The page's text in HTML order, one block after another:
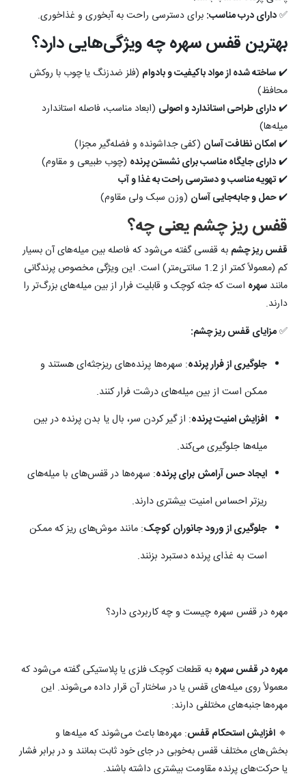
✅دارای درب مناسب: برای دسترسی راحت به آبخوری و غذاخوری.
بهترین قفس سهره چه ویژگی‌هایی دارد؟
✔️ساخته شده از مواد باکیفیت و بادوام (فلز ضدزنگ یا چوب با روکش
محافظ)
✔️دارای طراحی استاندارد و اصولی (ابعاد مناسب، فاصله استاندارد
میله‌ها)
✔️امکان نظافت آسان (کفی جداشونده و فضله‌گیر مجزا)
✔️دارای جایگاه مناسب برای نشستن پرنده (چوب طبیعی و مقاوم)
✔️تهویه مناسب و دسترسی راحت به غذا و آب
✔️حمل و جابه‌جایی آسان (وزن سبک ولی مقاوم)
قفس ریز چشم یعنی چه؟
قفس ریز چشم به قفسی گفته می‌شود که فاصله بین میله‌های آن بسیار
کم (معمولاً کمتر از 1.2 سانتی‌متر) است. این ویژگی مخصوص پرندگانی
مانندسهره است که جثه کوچک و قابلیت فرار از بین میله‌های بزرگ‌تر را
دارند.
✅مزایای قفس ریز چشم:
جلوگیری از فرار پرنده: سهره‌ها پرنده‌های ریزجثه‌ای هستند و
ممکن است از بین میله‌های درشت فرار کنند.
افزایش امنیت پرنده: از گیر کردن سر، بال یا بدن پرنده در بین
میله‌ها جلوگیری می‌کند.
ایجاد حس آرامش برای پرنده: سهره‌ها در قفس‌های با میله‌های
ریزتر احساس امنیت بیشتری دارند.
جلوگیری از ورود جانوران کوچک: مانند موش‌های ریز که ممکن
است به غذای پرنده دستبرد بزنند.
مهره در قفس سهره چیست و چه کاربردی دارد؟
مهره در قفس سهره به قطعات کوچک فلزی یا پلاستیکی گفته می‌شود که
معمولاً روی میله‌های قفس یا در ساختار آن قرار داده می‌شوند. این
مهره‌ها جنبه‌های مختلفی دارند:
🔹افزایش استحکام قفس: مهره‌ها باعث می‌شوند که میله‌ها و
بخش‌های مختلف قفس به‌خوبی در جای خود ثابت بمانند و در برابر فشار
یا حرکت‌های پرنده مقاومت بیشتری داشته باشند.